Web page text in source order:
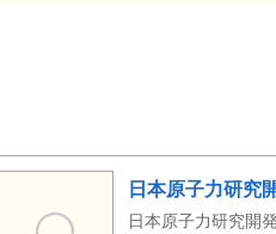
日本原子力研究
日本原子力研究開